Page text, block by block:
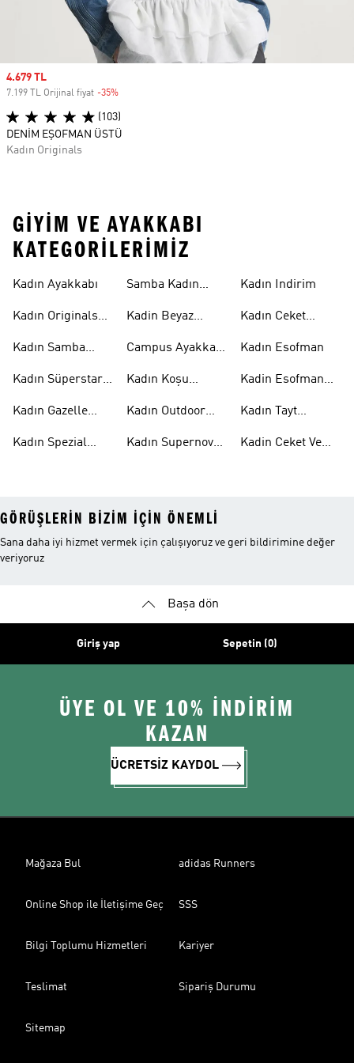
Sale price
4.679 TL
7.199 TL Orijinal fiyat -35%
(103)
DENİM EŞOFMAN ÜSTÜ
Kadın Originals
GIYIM VE AYAKKABI
KATEGORILERIMIZ
Kadın Ayakkabı
Kadın Originals
Kadın Samba
Kadın Süperstar
Kadın Gazelle
Kadın Spezial
Samba Kadın
Kadin Beyaz
Campus Ayakkabı
Kadın Koşu
Kadın Outdoor
Kadın Supernova
Kadın Indirim
Kadın Ceket
Kadın Esofman
Kadin Esofman
Kadın Tayt
Kadin Ceket Ve
GÖRÜŞLERIN BIZIM IÇIN ÖNEMLI
Sana daha iyi hizmet vermek için çalışıyoruz ve geri bildirimine değer
veriyoruz
Başa dön
Giriş yap Sepetin (0)
ÜYE OL VE 10% İNDİRİM
KAZAN
ÜCRETSİZ KAYDOL
Mağaza Bul adidas Runners
Online Shop ile İletişime Geç SSS
Bilgi Toplumu Hizmetleri Kariyer
Teslimat Sipariş Durumu
Sitemap